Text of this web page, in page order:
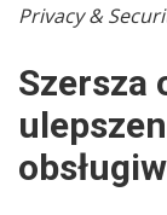
Privacy &
Szersza